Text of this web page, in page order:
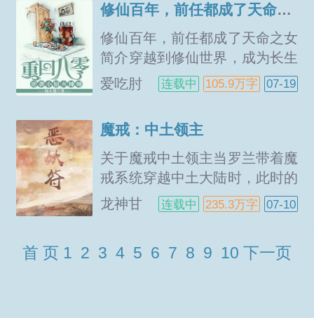
四剑弑神枪！什么？这些至宝全
是假的，只是影像？张乾表示问
题不大，靠这些虚幻的至...
修仙百年，前任都成了天命之女
修仙百年，前任都成了天命之女
简介穿越到修仙世界，成为长生
门少主，顾诚一心只想修仙缘，
求长生！只可惜，事情的发展似
被您退婚的天剑宗大师姐成了剑
圣。一人一剑杀上宗门了！说只
有斩了你，她的无情剑道...
爱吃肘
连载中 105.9万字 07-19
魔戒：中土领主
关于魔戒中土领主当罗兰带着魔
戒系统穿越中土大陆时，此时的
甘道夫正在组织远征，山下的国
王依旧没有回到他的王位，霍比
笼罩在阴影中...
龙神甘
连载中 235.3万字 07-10
首 页 1 2 3 4 5 6 7 8 9 10 下一页